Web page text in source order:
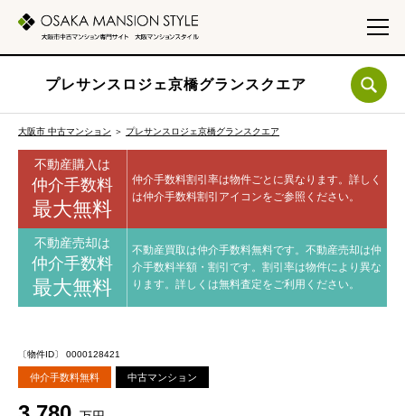
プレサンスロジェ京橋グランスクエア
大阪市 中古マンション ＞ プレサンスロジェ京橋グランスクエア
不動産購入は
仲介手数料
最大無料
仲介手数料割引率は物件ごとに異なります。 詳しく
は仲介手数料割引アイコンをご参照ください。
不動産売却は
仲介手数料
最大無料
不動産買取は仲介手数料無料です。 不動産売却は仲
介手数料半額・割引です。 割引率は物件により異な
ります。 詳しくは無料査定をご利用ください。
〔物件ID〕 0000128421
仲介手数料無料 中古マンション